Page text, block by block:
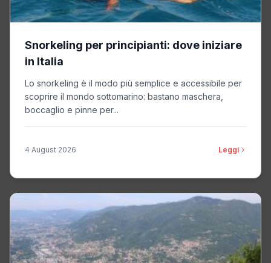
Snorkeling per principianti: dove iniziare
in Italia
Lo snorkeling è il modo più semplice e accessibile per
scoprire il mondo sottomarino: bastano maschera,
boccaglio e pinne per...
4 August 2026 Leggi